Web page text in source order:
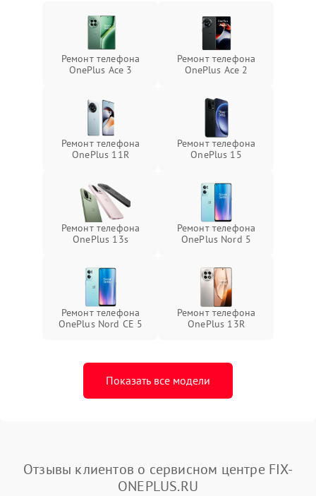
Ремонт телефона
OnePlus Ace 3
Ремонт телефона
OnePlus Ace 2
Ремонт телефона
OnePlus 11R
Ремонт телефона
OnePlus 15
Ремонт телефона
OnePlus 13s
Ремонт телефона
OnePlus Nord 5
Ремонт телефона
OnePlus Nord CE 5
Ремонт телефона
OnePlus 13R
Показать все модели
Отзывы клиентов о сервисном центре FIX-
ONEPLUS.RU